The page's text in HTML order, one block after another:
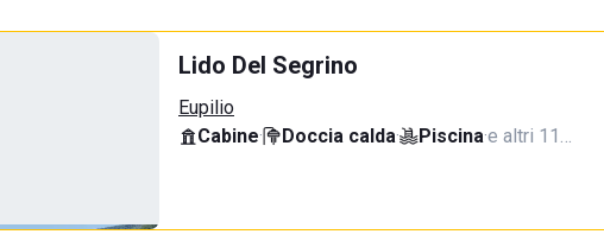
Lido Del Segrino
Eupilio
Cabine· Doccia calda· Piscina·e altri 11…